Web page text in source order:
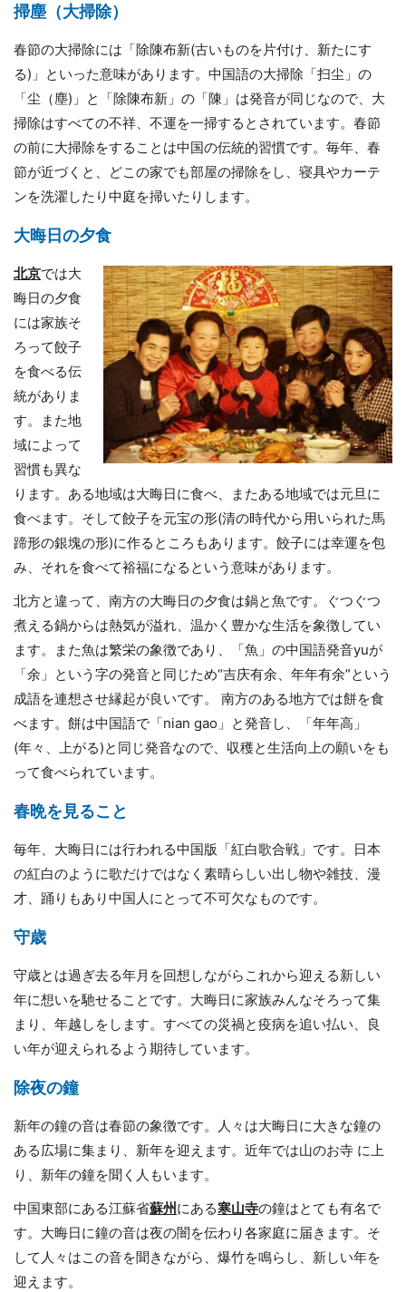
掃塵（大掃除）
春節の大掃除には「除陳布新(古いものを片付け、新たにす
る)」といった意味があります。中国語の大掃除「扫尘」の
「尘（塵)」と「除陳布新」の「陳」は発音が同じなので、大
掃除はすべての不祥、不運を一掃するとされています。春節
の前に大掃除をすることは中国の伝統的習慣です。毎年、春
節が近づくと、どこの家でも部屋の掃除をし、寝具やカーテ
ンを洗濯したり中庭を掃いたりします。
大晦日の夕食
北京では大
晦日の夕食
には家族そ
ろって餃子
を食べる伝
統がありま
す。また地
域によって
習慣も異な
ります。ある地域は大晦日に食べ、またある地域では元旦に
食べます。そして餃子を元宝の形(清の時代から用いられた馬
蹄形の銀塊の形)に作るところもあります。餃子には幸運を包
み、それを食べて裕福になるという意味があります。
北方と違って、南方の大晦日の夕食は鍋と魚です。ぐつぐつ
煮える鍋からは熱気が溢れ、温かく豊かな生活を象徴してい
ます。また魚は繁栄の象徴であり、「魚」の中国語発音yuが
「余」という字の発音と同じため“吉庆有余、年年有余”という
成語を連想させ縁起が良いです。 南方のある地方では餅を食
べます。餅は中国語で「nian gao」と発音し、「年年高」
(年々、上がる)と同じ発音なので、収穫と生活向上の願いをも
って食べられています。
春晩を見ること
毎年、大晦日には行われる中国版「紅白歌合戦」です。日本
の紅白のように歌だけではなく素晴らしい出し物や雑技、漫
才、踊りもあり中国人にとって不可欠なものです。
守歳
守歳とは過ぎ去る年月を回想しながらこれから迎える新しい
年に想いを馳せることです。大晦日に家族みんなそろって集
まり、年越しをします。すべての災禍と疫病を追い払い、良
い年が迎えられるよう期待しています。
除夜の鐘
新年の鐘の音は春節の象徴です。人々は大晦日に大きな鐘の
ある広場に集まり、新年を迎えます。近年では山のお寺 に上
り、新年の鐘を聞く人もいます。
中国東部にある江蘇省蘇州にある寒山寺の鐘はとても有名で
す。大晦日に鐘の音は夜の闇を伝わり各家庭に届きます。そ
して人々はこの音を聞きながら、爆竹を鳴らし、新しい年を
迎えます。